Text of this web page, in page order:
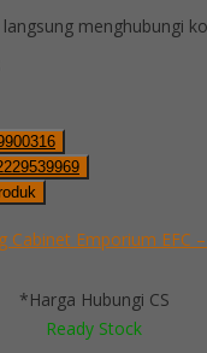
menghubungi
Cabinet Emporium EFC
*Harga Hubungi CS
Ready Stock